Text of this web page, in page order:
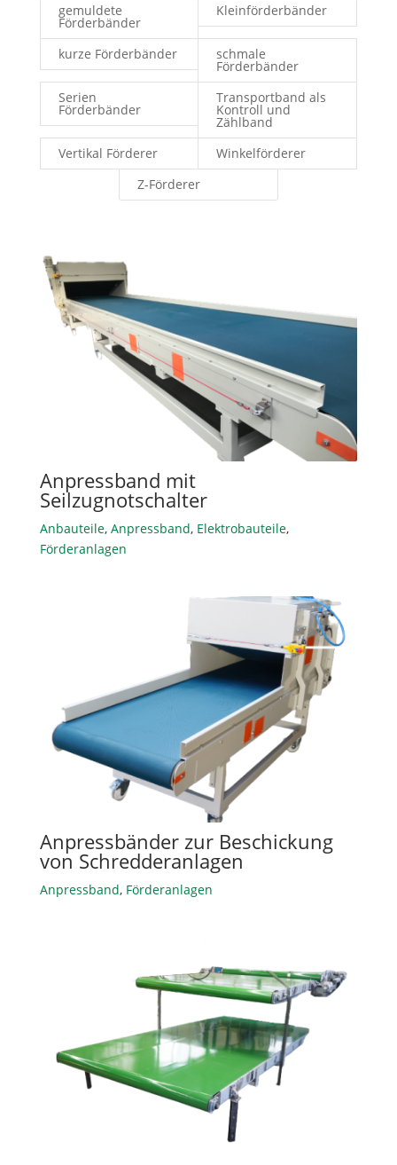
gemuldete
Förderbänder
Kleinförderbänder
kurze Förderbänder schmale
Förderbänder
Serien
Förderbänder
Transportband als
Kontroll und
Zählband
Vertikal Förderer
Winkelförderer
Z-Förderer
Anpressband mit
Seilzugnotschalter
Anbauteile, Anpressband, Elektrobauteile,
Förderanlagen
Anpressbänder zur Beschickung
von Schredderanlagen
Anpressband, Förderanlagen